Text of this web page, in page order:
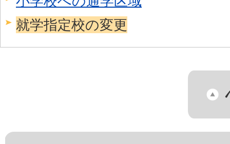
就学指定校の変更